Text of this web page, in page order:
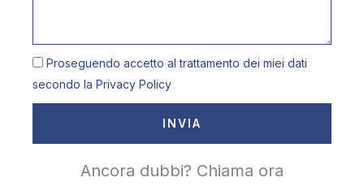
Proseguendo accetto al trattamento dei miei dati
secondo la Privacy Policy
INVIA
Ancora dubbi? Chiama ora